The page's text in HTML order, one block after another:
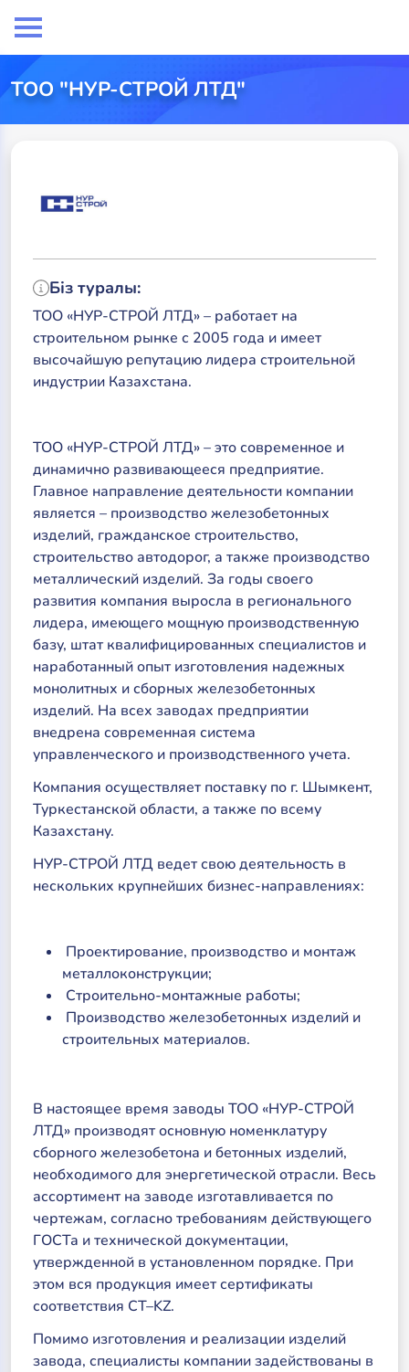
ТОО "НУР-СТРОЙ ЛТД"
Біз туралы:
ТОО «НУР-СТРОЙ ЛТД» – работает на
строительном рынке с 2005 года и имеет
высочайшую репутацию лидера строительной
индустрии Казахстана.
ТОО «НУР-СТРОЙ ЛТД» – это современное и
динамично развивающееся предприятие.
Главное направление деятельности компании
является – производство железобетонных
изделий, гражданское строительство,
строительство автодорог, а также производство
металлический изделий. За годы своего
развития компания выросла в регионального
лидера, имеющего мощную производственную
базу, штат квалифицированных специалистов и
наработанный опыт изготовления надежных
монолитных и сборных железобетонных
изделий. На всех заводах предприятии
внедрена современная система
управленческого и производственного учета.
Компания осуществляет поставку по г. Шымкент,
Туркестанской области, а также по всему
Казахстану.
НУР-СТРОЙ ЛТД ведет свою деятельность в
нескольких крупнейших бизнес-направлениях:
Проектирование, производство и монтаж
металлоконструкции;
Строительно-монтажные работы;
Производство железобетонных изделий и
строительных материалов.
В настоящее время заводы ТОО «НУР-СТРОЙ
ЛТД» производят основную номенклатуру
сборного железобетона и бетонных изделий,
необходимого для энергетической отрасли. Весь
ассортимент на заводе изготавливается по
чертежам, согласно требованиям действующего
ГОСТа и технической документации,
утвержденной в установленном порядке. При
этом вся продукция имеет сертификаты
соответствия СТ–KZ.
Помимо изготовления и реализации изделий
завода, специалисты компании задействованы в